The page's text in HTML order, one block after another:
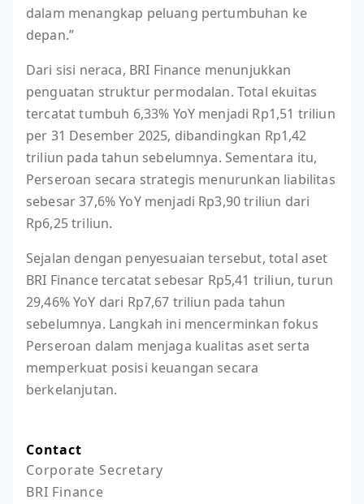
dalam menangkap peluang pertumbuhan ke
depan.”
Dari sisi neraca, BRI Finance menunjukkan
penguatan struktur permodalan. Total ekuitas
tercatat tumbuh 6,33% YoY menjadi Rp1,51 triliun
per 31 Desember 2025, dibandingkan Rp1,42
triliun pada tahun sebelumnya. Sementara itu,
Perseroan secara strategis menurunkan liabilitas
sebesar 37,6% YoY menjadi Rp3,90 triliun dari
Rp6,25 triliun.
Sejalan dengan penyesuaian tersebut, total aset
BRI Finance tercatat sebesar Rp5,41 triliun, turun
29,46% YoY dari Rp7,67 triliun pada tahun
sebelumnya. Langkah ini mencerminkan fokus
Perseroan dalam menjaga kualitas aset serta
memperkuat posisi keuangan secara
berkelanjutan.
Contact
Corporate Secretary
BRI Finance